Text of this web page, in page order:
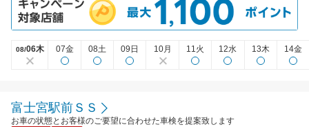
08/06木 07金 08土 09日 10月 11火 12水 13木 14金
富士宮駅前ＳＳ
お車の状態とお客様のご要望に合わせた車検を提案致します